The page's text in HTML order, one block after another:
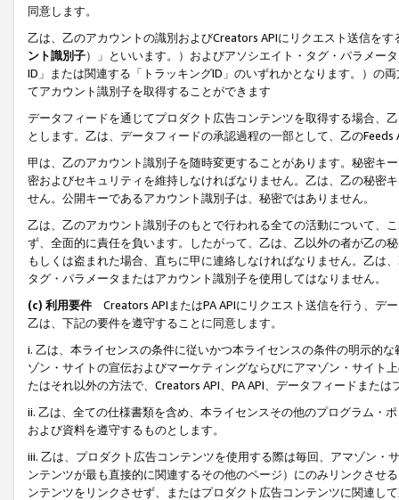
同意します。
乙は、乙のアカウントの識別およびCreators APIにリクエスト送信を
ント識別子）」といいます。）およびアソシエイト・タグ・パラメー
ID」または関連する「トラッキングID」のいずれかとなります。）の
てアカウント識別子を取得することができます
データフィードを通じてプロダクト広告コンテンツを取得する場合、
とします。乙は、データフィードの承認過程の一部として、乙の
甲は、乙のアカウント識別子を随時変更することがあります。秘密キ
密およびセキュリティを維持しなければなりません。乙は、乙の秘密
せん。公開キーであるアカウント識別子は、秘密ではありません。
乙は、乙のアカウント識別子のもとで行われる全ての活動について、
ず、全面的に責任を負います。したがって、乙は、乙以外の者が乙の
もしくは盗まれた場合、直ちに甲に連絡しなければなりません。乙は
タグ・パラメータまたはアカウント識別子を使用してはなりません。
(c) 利用要件 Creators APIまたはPA APIにリクエスト送信を行う、デ
乙は、下記の要件を遵守することに同意します。
i. 乙は、本ライセンスの条件に従いかつ本ライセンスの条件の明示的
ゾン・サイトの宣伝およびマーケティングならびにアマゾン・サイト
たはそれ以外の方法で、Creators API、PA API、データフィードまた
ii. 乙は、全ての仕様書類を含め、本ライセンスその他のプログラム・
および資料を遵守するものとします。
iii. 乙は、プロダクト広告コンテンツを使用する際は毎回、アマゾン
ンテンツが最も直接的に関連するその他のページ）にのみリンクさせ
ンテンツをリンクさせず、またはプロダクト広告コンテンツに関連し